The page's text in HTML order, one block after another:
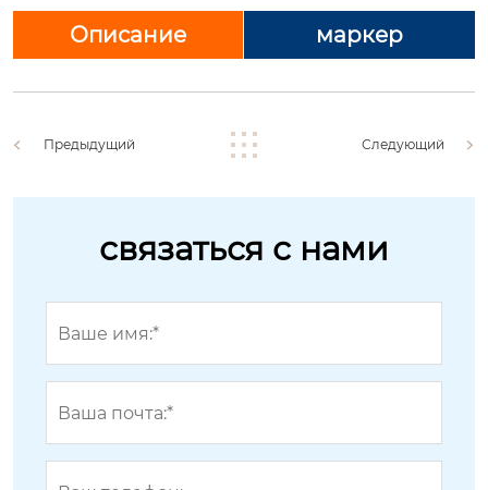
Описание маркер
Предыдущий Следующий
связаться с нами